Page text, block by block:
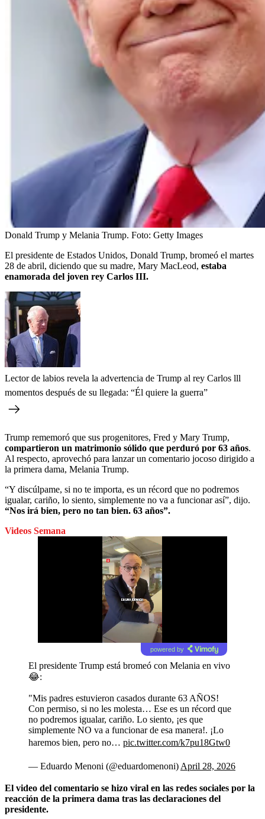
Donald Trump y Melania Trump. Foto: Getty Images
El presidente de Estados Unidos, Donald Trump, bromeó el martes
28 de abril, diciendo que su madre, Mary MacLeod, estaba
enamorada del joven rey Carlos III.
Lector de labios revela la advertencia de Trump al rey Carlos lll
momentos después de su llegada: “Él quiere la guerra”
Trump rememoró que sus progenitores, Fred y Mary Trump,
compartieron un matrimonio sólido que perduró por 63 años.
Al respecto, aprovechó para lanzar un comentario jocoso dirigido a
la primera dama, Melania Trump.
“Y discúlpame, si no te importa, es un récord que no podremos
igualar, cariño, lo siento, simplemente no va a funcionar así”, dijo.
“Nos irá bien, pero no tan bien. 63 años”.
Videos Semana
powered by
El presidente Trump está bromeó con Melania en vivo
😂:
"Mis padres estuvieron casados durante 63 AÑOS!
Con permiso, si no les molesta… Ese es un récord que
no podremos igualar, cariño. Lo siento, ¡es que
simplemente NO va a funcionar de esa manera!. ¡Lo
haremos bien, pero no… pic.twitter.com/k7pu18Gtw0
— Eduardo Menoni (@eduardomenoni) April 28, 2026
El video del comentario se hizo viral en las redes sociales por la
reacción de la primera dama tras las declaraciones del
presidente.